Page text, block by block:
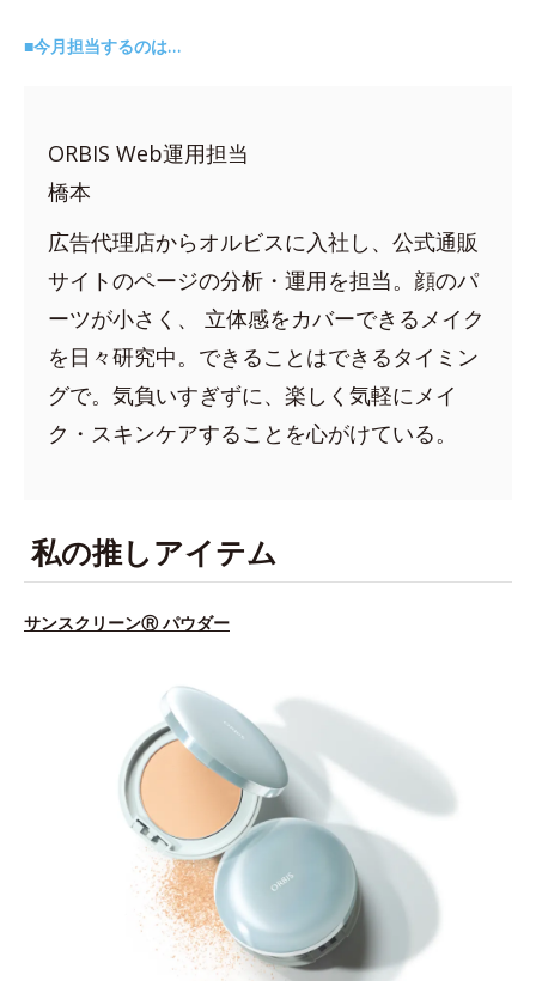
■今月担当するのは…
ORBIS Web運用担当
橋本
広告代理店からオルビスに入社し、公式通販
サイトのページの分析・運用を担当。顔のパ
ーツが小さく、 立体感をカバーできるメイク
を日々研究中。できることはできるタイミン
グで。気負いすぎずに、楽しく気軽にメイ
ク・スキンケアすることを心がけている。
私の推しアイテム
サンスクリーンⓇ パウダー